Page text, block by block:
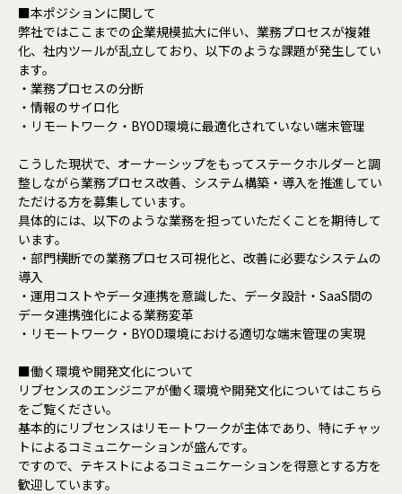
■本ポジションに関して
弊社ではここまでの企業規模拡大に伴い、業務プロセスが複雑
化、社内ツールが乱立しており、以下のような課題が発生してい
ます。
・業務プロセスの分断
・情報のサイロ化
・リモートワーク・BYOD環境に最適化されていない端末管理
こうした現状で、オーナーシップをもってステークホルダーと調
整しながら業務プロセス改善、システム構築・導入を推進してい
ただける方を募集しています。
具体的には、以下のような業務を担っていただくことを期待して
います。
・部門横断での業務プロセス可視化と、改善に必要なシステムの
導入
・運用コストやデータ連携を意識した、データ設計・SaaS間の
データ連携強化による業務変革
・リモートワーク・BYOD環境における適切な端末管理の実現
■働く環境や開発文化について
リブセンスのエンジニアが働く環境や開発文化についてはこちら
をご覧ください。
基本的にリブセンスはリモートワークが主体であり、特にチャッ
トによるコミュニケーションが盛んです。
ですので、テキストによるコミュニケーションを得意とする方を
歓迎しています。